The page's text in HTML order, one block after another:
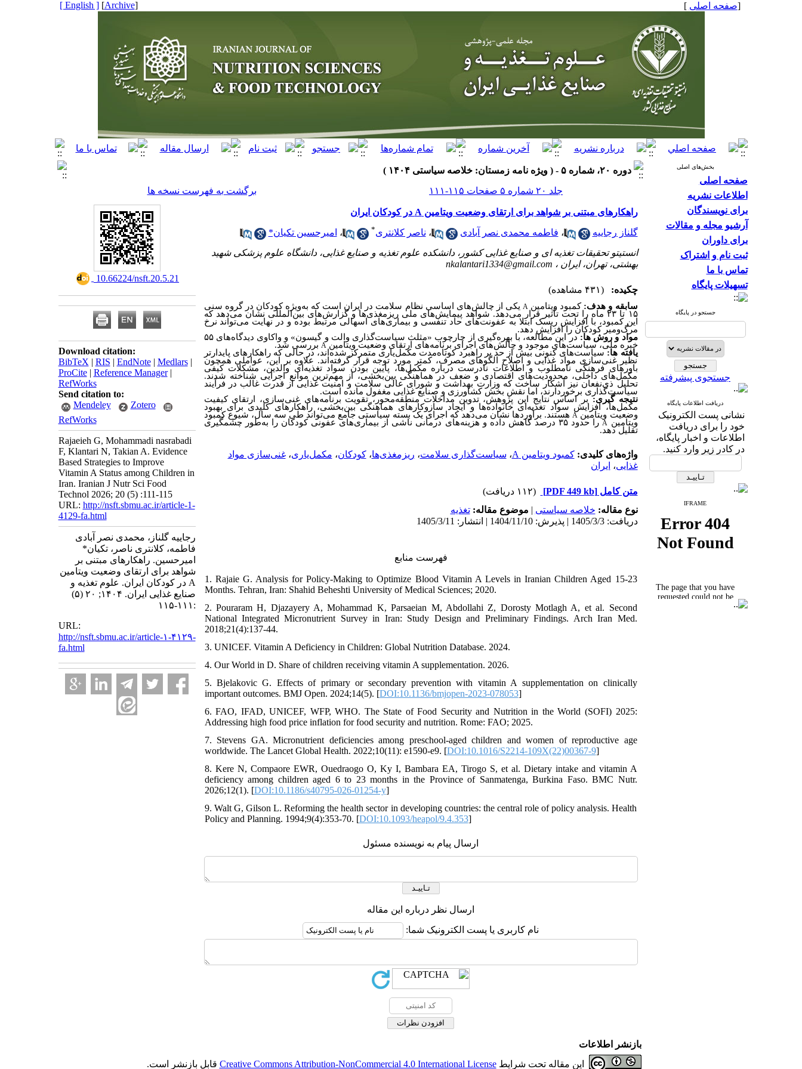
[صفحه اصلی ]
[
Archive
]
[ English ]
بخش‌های اصلی
صفحه اصلی
اطلاعات نشریه
برای نویسندگان
آرشیو مجله و مقالات
برای داوران
ثبت نام و اشتراک
تماس با ما
تسهیلات پایگاه
جستجو در پایگاه
جستجوی پیشرفته
دریافت اطلاعات پایگاه
نشانی پست الکترونیک
خود را برای دریافت
اطلاعات و اخبار پایگاه،
در کادر زیر وارد کنید.
IFRAME
دوره ۲۰، شماره ۵ - ( ویژه نامه زمستان: خلاصه سیاستی ۱۴۰۴ )
جلد ۲۰ شماره ۵ صفحات ۱۱۵-۱۱۱
برگشت به فهرست نسخه ها
راهکارهای مبتنی بر شواهد برای ارتقای وضعیت ویتامین A در کودکان ایران
گلناز رجاییه ، فاطمه محمدی نصر آبادی ، ناصر کلانتری* ، امیرحسین تکیان*
انستیتو تحقیقات تغذیه ای و صنایع غذایی کشور، دانشکده علوم تغذیه و صنایع غذایی، دانشگاه علوم پزشکی شهید
بهشتی، تهران، ایران ، nkalantari1334@gmail.com
چکیده: (۴۳۱ مشاهده)
سابقه و هدف: کمبود ویتامین A یکی از چالش‌های اساسی نظام سلامت در ایران است که به‌ویژه کودکان در گروه سنی
۱۵ تا ۲۳ ماه را تحت تأثیر قرار می‌دهد. شواهد پیمایش‌های ملی ریزمغذی‌ها و گزارش‌های بین‌المللی نشان می‌دهد که
این کمبود، با افزایش ریسک ابتلا به عفونت‌های حاد تنفسی و بیماری‌های اسهالی مرتبط بوده و در نهایت می‌تواند نرخ
مرگ‌ومیر کودکان را افزایش دهد.
مواد و روش ها:
در این مطالعه، با بهره‌گیری از چارچوب «مثلث سیاست‌گذاری والت و گیسون» و واکاوی دیدگاه‌های ۵۵
خبره ملی، سیاست‌های موجود و چالش‌های اجرای برنامه‌های ارتقای وضعیت ویتامینA بررسی شد.
یافته ها: سیاست‌های کنونی بیش از حد بر راهبرد کوتاه‌مدت مکمل‌یاری متمرکز شده‌اند، در حالی که راهکارهای پایدارتر
نظیر غنی‌سازی مواد غذایی و اصلاح الگوهای مصرف، کمتر مورد توجه قرار گرفته‌اند. علاوه بر این، عواملی همچون
باورهای فرهنگی نامطلوب و اطلاعات نادرست درباره مکمل‌ها، پایین بودن سواد تغذیه‌ای والدین، مشکلات کیفی
مکمل‌های داخلی، محدودیت‌های اقتصادی و ضعف در هماهنگی بین‌بخشی، از مهم‌ترین موانع اجرایی شناخته شدند.
تحلیل ذی‌نفعان نیز آشکار ساخت که وزارت بهداشت و شورای عالی سلامت و امنیت غذایی از قدرت غالب در فرآیند
سیاست‌گذاری برخوردارند، اما نقش بخش کشاورزی و صنایع غذایی مغفول مانده است.
نتیجه گیری:بر اساس نتایج این پژوهش، تدوین مداخلات منطقه‌محور، تقویت برنامه‌های غنی‌سازی، ارتقای کیفیت
مکمل‌ها، افزایش سواد تغذیه‌ای خانواده‌ها و ایجاد سازوکارهای هماهنگی بین‌بخشی، راهکارهای کلیدی برای بهبود
وضعیت ویتامینA هستند. برآوردها نشان می‌دهد که اجرای یک بسته سیاستی جامع می‌تواند طی سه سال، شیوع کمبود
ویتامین A
را حدود ۳۵ درصد کاهش داده و هزینه‌های درمانی ناشی از بیماری‌های عفونی کودکان را به‌طور چشمگیری
تقلیل دهد.
واژه‌های کلیدی:کمبود ویتامین A ، سیاست‌گذاری سلامت، ریزمغذی‌ها،کودکان، مکمل‌یاری،غنی‌سازی مواد
غذایی، ایران
متن کامل[PDF 449 kb]
(۱۱۲ دریافت)
نوع مقاله: خلاصه سیاستی | موضوع مقاله:تغذيه
دریافت: 1405/3/3 | پذیرش: 1404/11/10 | انتشار: 1405/3/11
فهرست منابع
1. Rajaie G. Analysis for Policy-Making to Optimize Blood Vitamin A Levels in Iranian Children Aged 15-23
Months. Tehran, Iran: Shahid Beheshti University of Medical Sciences; 2020.
2. Pouraram H, Djazayery A, Mohammad K, Parsaeian M, Abdollahi Z, Dorosty Motlagh A, et al. Second
National Integrated Micronutrient Survey in Iran: Study Design and Preliminary Findings. Arch Iran Med.
2018;21(4):137-44.
3. UNICEF. Vitamin A Deficiency in Children: Global Nutrition Database. 2024.
4. Our World in D. Share of children receiving vitamin A supplementation. 2026.
5. Bjelakovic G. Effects of primary or secondary prevention with vitamin A supplementation on clinically
important outcomes. BMJ Open. 2024;14(5). [DOI:10.1136/bmjopen-2023-078053]
6. FAO, IFAD, UNICEF, WFP, WHO. The State of Food Security and Nutrition in the World (SOFI) 2025:
Addressing high food price inflation for food security and nutrition. Rome: FAO; 2025.
7. Stevens GA. Micronutrient deficiencies among preschool-aged children and women of reproductive age
worldwide. The Lancet Global Health. 2022;10(11): e1590-e9. [DOI:10.1016/S2214-109X(22)00367-9]
8. Kere N, Compaore EWR, Ouedraogo O, Ky I, Bambara EA, Tirogo S, et al. Dietary intake and vitamin A
deficiency among children aged 6 to 23 months in the Province of Sanmatenga, Burkina Faso. BMC Nutr.
2026;12(1). [DOI:10.1186/s40795-026-01254-y]
9. Walt G, Gilson L. Reforming the health sector in developing countries: the central role of policy analysis. Health
Policy and Planning. 1994;9(4):353-70. [DOI:10.1093/heapol/9.4.353]
ارسال پیام به نویسنده مسئول
ارسال نظر درباره این مقاله
نام کاربری یا پست الکترونیک شما:
‎ 10.66224/nsft.20.5.21
Download citation:
BibTeX | RIS | EndNote| Medlars|
ProCite| Reference Manager|
RefWorks
Send citation to:
Mendeley
Zotero
RefWorks
Rajaeieh G, Mohammadi nasrabadi
F, Klantari N, Takian A. Evidence
Based Strategies to Improve
Vitamin A Status among Children in
Iran. Iranian J Nutr Sci Food
Technol 2026; 20 (5) :111-115
URL: http://nsft.sbmu.ac.ir/article-1-
4129-fa.html
رجاییه گلناز، محمدی نصر آبادی
فاطمه، کلانتری ناصر، تکیان*
امیرحسین. راهکارهای مبتنی بر
شواهد برای ارتقای وضعیت ویتامین
A در کودکان ایران. علوم تغذیه و
صنایع غذایی ایران. ۱۴۰۴; ۲۰ (۵)
:۱۱۱-۱۱۵
URL:
http://nsft.sbmu.ac.ir/article-۱-۴۱۲۹-
fa.html
بازنشر اطلاعات
این مقاله تحت شرایطCreative Commons Attribution-NonCommercial 4.0 International License قابل بازنشر است.